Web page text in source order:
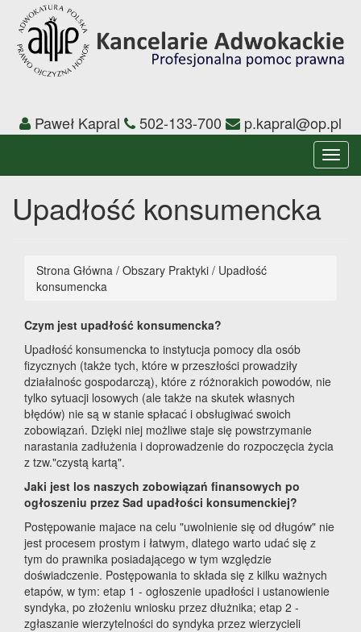
Paweł Kapral 502-133-700 p.kapral@op.pl
Upadłość konsumencka
Strona Główna / Obszary Praktyki / Upadłość
konsumencka
Czym jest upadłość konsumencka?
Upadłość konsumencka to instytucja pomocy dla osób
fizycznych (także tych, które w przeszłości prowadziły
działalnośc gospodarczą), które z różnorakich powodów, nie
tylko sytuacji losowych (ale także na skutek własnych
błędów) nie są w stanie spłacać i obsługiwać swoich
zobowiązań. Dzięki niej możliwe staje się powstrzymanie
narastania zadłużenia i doprowadzenie do rozpoczęcia życia
z tzw."czystą kartą".
Jaki jest los naszych zobowiązań finansowych po
ogłoszeniu przez Sad upadłości konsumenckiej?
Postępowanie majace na celu "uwolnienie się od długów" nie
jest procesem prostym i łatwym, dlatego warto udać się z
tym do prawnika posiadającego w tym względzie
doświadczenie. Postępowania to składa się z kilku ważnych
etapów, w tym: etap 1 - ogłoszenie upadłości i ustanowienie
syndyka, po złożeniu wniosku przez dłużnika; etap 2 -
zgłaszanie wierzytelności do syndyka przez wierzycieli